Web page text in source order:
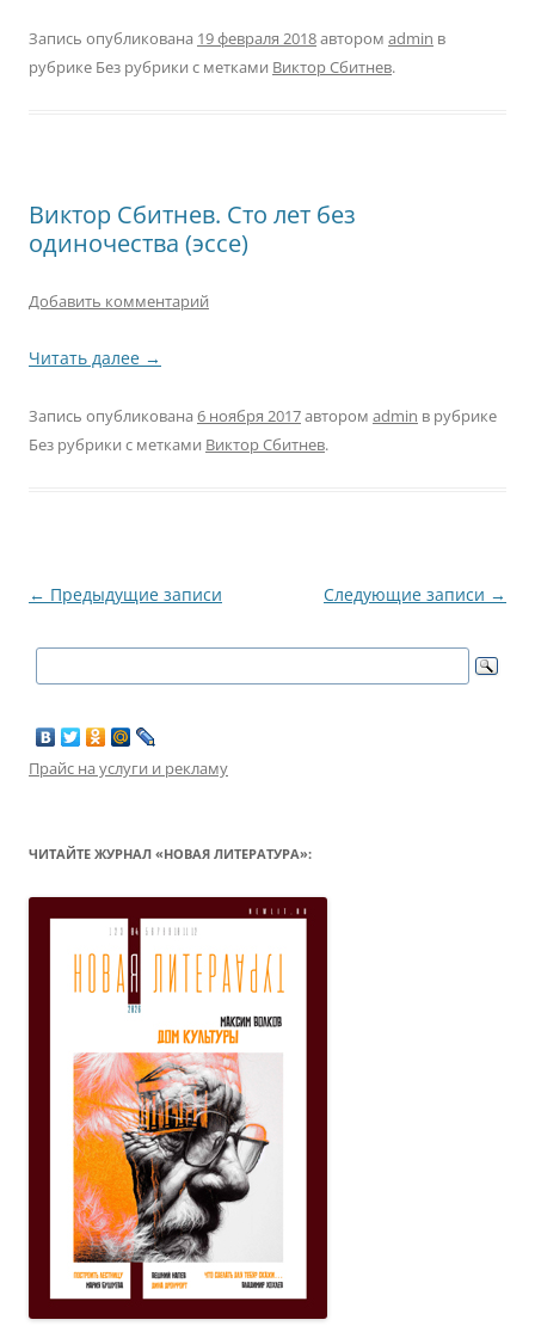
Запись опубликована 19 февраля 2018автором admin в
рубрике Без рубрики с метками Виктор Сбитнев.
Виктор Сбитнев. Сто лет без
одиночества (эссе)
Добавить комментарий
Читать далее →
Запись опубликована 6 ноября 2017автором admin в рубрике
Без рубрики с метками Виктор Сбитнев.
Навигация
← Предыдущие записи Следующие записи →
Прайс на услуги и рекламу
ЧИТАЙТЕ ЖУРНАЛ «НОВАЯ ЛИТЕРАТУРА»: